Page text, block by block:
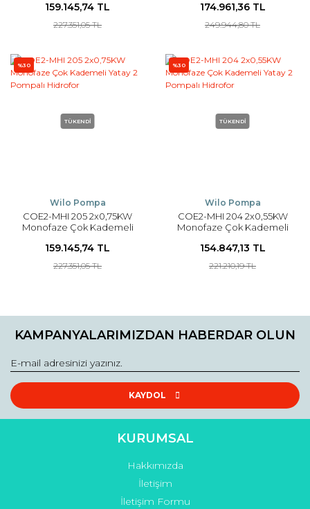
159.145,74 TL
227.351,05 TL
174.961,36 TL
249.944,80 TL
%30
TÜKENDİ
Wilo Pompa
COE2-MHI 205 2x0,75KW
Monofaze Çok Kademeli
159.145,74 TL
227.351,05 TL
%30
TÜKENDİ
Wilo Pompa
COE2-MHI 204 2x0,55KW
Monofaze Çok Kademeli
154.847,13 TL
221.210,19 TL
KAMPANYALARIMIZDAN HABERDAR OLUN
KAYDOL
KURUMSAL
Hakkımızda
İletişim
İletişim Formu